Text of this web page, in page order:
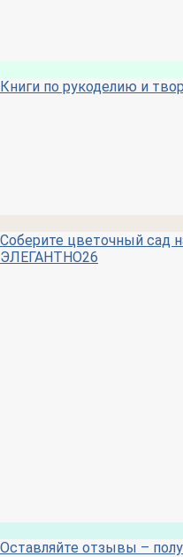
Книги по рукоделию и
Соберите цветочный сад
ЭЛЕГАНТНО26
Оставляйте отзывы –